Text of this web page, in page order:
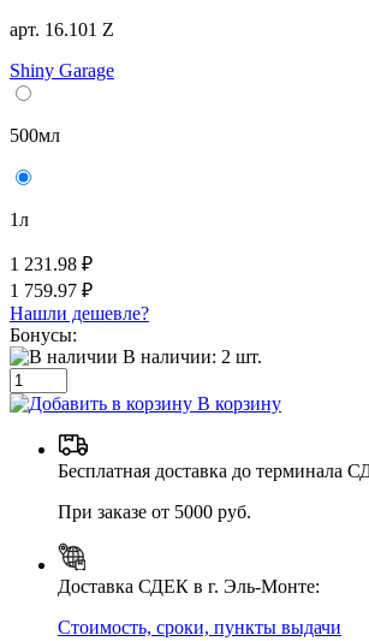
арт. 16.101 Z
Shiny Garage
500мл
1л
1 231.98 ₽
1 759.97 ₽
Нашли дешевле?
Бонусы:
В наличии: 2 шт.
В корзину
Бесплатная доставка до терминала
При заказе от 5000 руб.
Доставка СДЕК в г. Эль-Монте:
Стоимость, сроки, пункты выдачи